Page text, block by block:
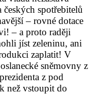
českých spotřebitelů
– rovné dotace
– a proto raději
jíst zeleninu, ani
zaplatit! V
sněmovny z
z pod
než vstoupit do